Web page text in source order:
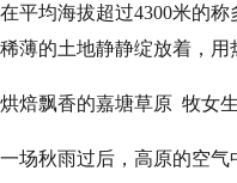
均海拔超过4300米的称
薄的土地静静绽放着，用
飘香的嘉塘草原 牧女生
秋雨过后，高原的空气中